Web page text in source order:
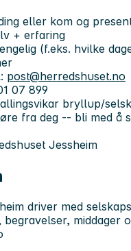
eller kom og
+ erfaring
(f.eks. hvilke
post@herredshuset.no
07 899
bryllup/
fra deg -- bli med å
Jessheim
driver med
middager